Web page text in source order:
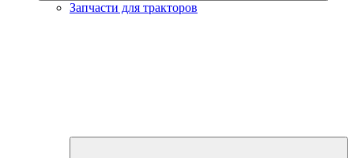
Запчасти для тракторов